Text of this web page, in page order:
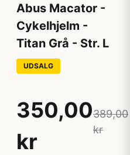
Abus Macator -
Cykelhjelm -
Titan Grå - Str. L
UDSALG
350,00
kr
389,00
kr